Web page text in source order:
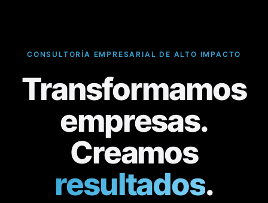
CONSULTORÍA EMPRESARIAL DE ALTO IMPACTO
Transformamos
empresas.
Creamos
resultados.